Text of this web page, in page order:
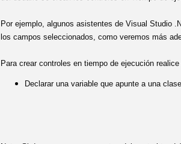
Por ejemplo, algunos asistentes de Visual Studio
los campos seleccionados, como veremos más
Para crear controles en tiempo de ejecución
Declarar una variable que apunte a una